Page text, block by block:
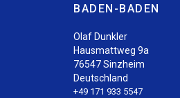
BADEN-BADEN
Olaf Dunkler
Hausmattweg 9a
76547 Sinzheim
Deutschland
+49 171 933 5547